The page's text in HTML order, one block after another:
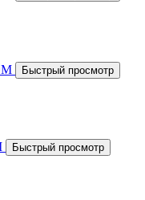
Быстрый просмотр
Быстрый просмотр